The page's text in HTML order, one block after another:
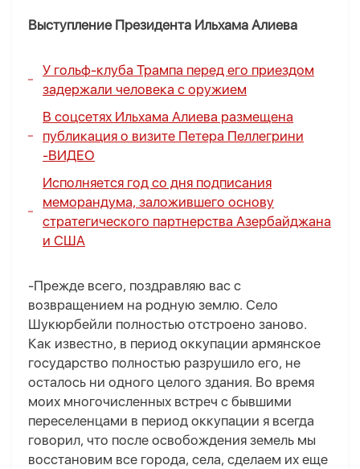
Выступление Президента Ильхама Алиева
У гольф-клуба Трампа перед его приездом
задержали человека с оружием
В соцсетях Ильхама Алиева размещена
публикация о визите Петера Пеллегрини
-ВИДЕО
Исполняется год со дня подписания
меморандума, заложившего основу
стратегического партнерства Азербайджана
и США
-Прежде всего, поздравляю вас с
возвращением на родную землю. Село
Шукюрбейли полностью отстроено заново.
Как известно, в период оккупации армянское
государство полностью разрушило его, не
осталось ни одного целого здания. Во время
моих многочисленных встреч с бывшими
переселенцами в период оккупации я всегда
говорил, что после освобождения земель мы
восстановим все города, села, сделаем их еще